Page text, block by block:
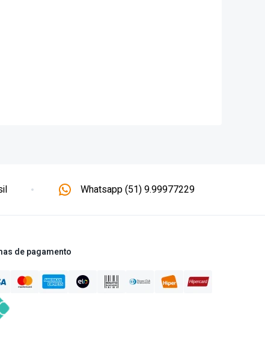
Whatsapp (51) 9.99977229
de pagamento